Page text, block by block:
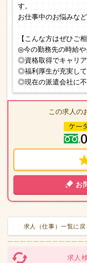
す。
お仕事中のお悩みな
【こんな方はぜひご
◎今の勤務先の時給
◎資格取得でキャリ
◎福利厚生が充実し
◎現在の派遣会社に
この求人の
お
求人（仕事）一覧に戻
求人